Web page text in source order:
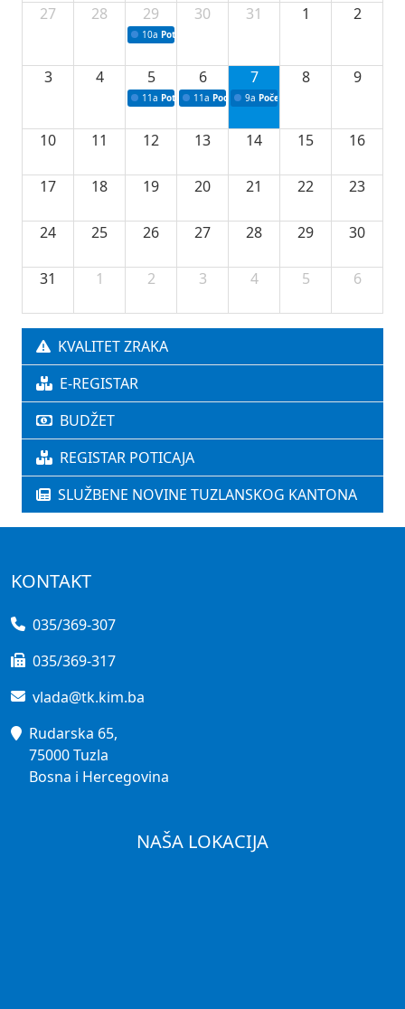
27
28 29
10a Potpisivanje ugovora sa neprofitnim
30 31 1 2
3 4 5
11a Potpisivanje ugovora o stipendijama za
6
11a Podrška razvoju vodne infrastrukture u
7
9a Početak izgradnje nove
8 9
10 11 12 13 14 15 16
17 18 19 20 21 22 23
24 25 26 27 28 29 30
31 1 2 3 4 5 6
KVALITET ZRAKA
E-REGISTAR
BUDŽET
REGISTAR POTICAJA
SLUŽBENE NOVINE TUZLANSKOG KANTONA
KONTAKT
035/369-307
035/369-317
vlada@tk.kim.ba
Rudarska 65,
75000 Tuzla
Bosna i Hercegovina
NAŠA LOKACIJA